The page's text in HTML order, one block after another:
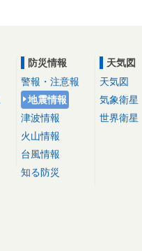
防災情報
警報・注意報
地震情報
津波情報
火山情報
台風情報
知る防災
天気図
天気図
気象衛星
世界衛星